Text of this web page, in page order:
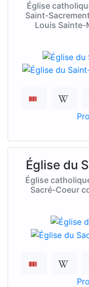
Église
Saint-
Louis Sainte-
Église du
Église
Sacré-Coeur